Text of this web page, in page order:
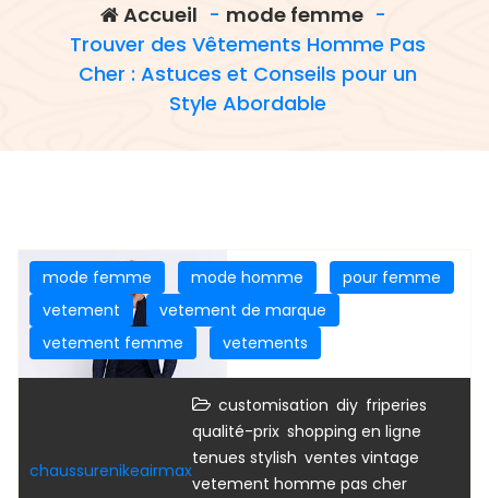
Accueil - mode femme-
Trouver des Vêtements Homme Pas
Cher : Astuces et Conseils pour un
Style Abordable
mode femme mode homme
pour femme
vetement
vetement de marque
vetement femme
vetements
chaussurenikeairmax
customisation diy friperies
qualité-prix shopping en ligne
tenues stylish ventes vintage
vetement homme pas cher